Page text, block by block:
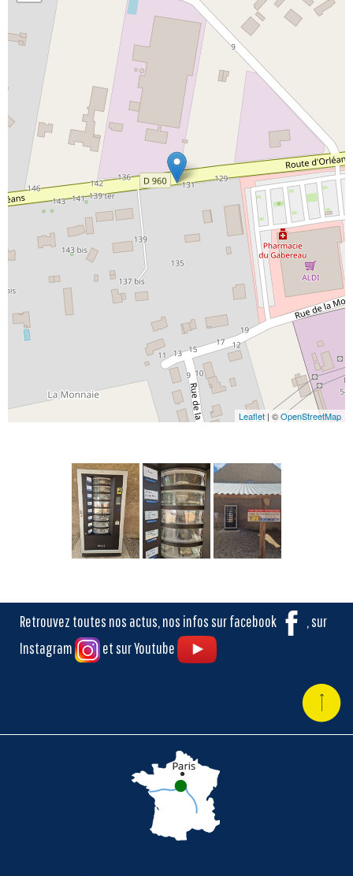
Leaflet| ©OpenStreetMap
Retrouvez toutes nos actus, nos infos sur facebook
, sur
Instagram
et sur Youtube